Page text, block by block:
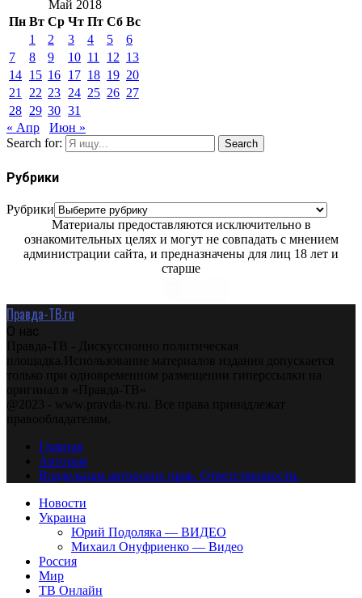
Май 2018
Пн Вт Ср Чт Пт Сб Вс
1
2 3 4 5
6
7
8 9 10 11 12 13
14 15 16 17 18 19 20
21
22 23 24 25 26 27
28 29 30 31
« Апр
Июн »
Search for:
Search
Рубрики
Рубрики
Материалы предоставляются исключительно в
ознакомительных целях и могут не совпадать с мнением
администрации сайта, и предназначены для лиц 18 лет и
старше
Правда-ТВ.ru
О нас
Правда-ТВ - Дискуссионно политическая
площадка.Использование материалов издания допускается
только при одновременном размещении гиперссылки на
оригинал в «Правда-ТВ»
@2023 - www.pravda-tv.ru. Все права принадлежат
правообладателям.
Главная
Авторам
Владельцам авторских прав. Ответственности.
Новости
Украина
Юрий Подоляка — ВИДЕО
Михаил Онуфриенко — Видео
Россия
Мир
ТВ Онлайн